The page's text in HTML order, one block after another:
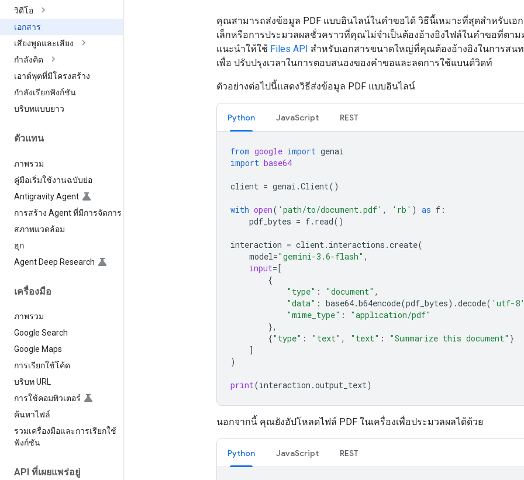
วิดีโอ
เอกสาร
เสียงพูดและเสียง
กำลังคิด
เอาต์พุตที่มีโครงสร้าง
กำลังเรียกฟังก์ชัน
บริบทแบบยาว
ตัวแทน
ภาพรวม
คู่มือเริ่มใช้งานฉบับย่อ
Antigravity Agent
การสร้าง Agent ที่มีการจัดการ
สภาพแวดล้อม
ฮุก
Agent Deep Research
เครื่องมือ
ภาพรวม
Google Search
Google Maps
การเรียกใช้โค้ด
บริบท URL
การใช้คอมพิวเตอร์
ค้นหาไฟล์
รวมเครื่องมือและการเรียกใช้
ฟังก์ชัน
API ที่เผยแพร่อยู่
คุณสามารถส่งข้อมูล PDF แบบอินไลน์ในคำขอได้ วิธีนี้เหมาะที่สุดสำหรับเอ
เล็กหรือการประมวลผลชั่วคราวที่คุณไม่จำเป็นต้องอ้างอิงไฟล์ในคำขอที่ตาม
แนะนำให้ใช้ Files API สำหรับเอกสารขนาดใหญ่ที่คุณต้องอ้างอิงในการสน
เพื่อ ปรับปรุงเวลาในการตอบสนองของคำขอและลดการใช้แบนด์วิดท์
ตัวอย่างต่อไปนี้แสดงวิธีส่งข้อมูล PDF แบบอินไลน์
Python JavaScript REST
from google import genai
import base64
client = genai .Client()
with open( 'path/to/document.pdf' , 'rb' ) as f :
pdf_bytes = f. read()
interaction = client. interactions .create(
model="gemini-3.6-flash" ,
input=[
{
"type" : "document" ,
"data" : base64.b64encode(pdf_bytes) .decode( 'utf-
"mime_type" :
"application/pdf"
},
{"type" : "text" , "text" : "Summarize this document" }
]
)
print(interaction .output_text)
นอกจากนี้ คุณยังอัปโหลดไฟล์ PDF ในเครื่องเพื่อประมวลผลได้ด้วย
Python JavaScript REST